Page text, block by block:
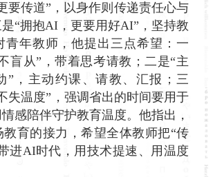
要传道”，以身作则传递责任心与
“拥抱AI，更要用好AI”，坚持教
青年教师，他提出三点希望：一
盲从”，带着思考请教；二是“主
”，主动约课、请教、汇报；三
失温度”，强调省出的时间要用于
感陪伴守护教育温度。他指出，
育的接力，希望全体教师把“传
进AI时代，用技术提速、用温度